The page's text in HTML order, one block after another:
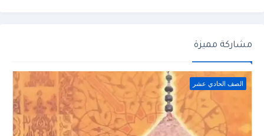
مشاركة مميزة
الصف الحادي عشر